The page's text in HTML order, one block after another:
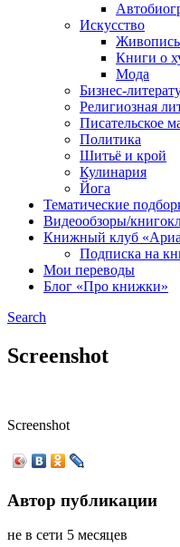
Искусство
Книги о
Мода
Бизнес-
Религиозная
Писательское
Политика
Шитьё и крой
Кулинария
Йога
Тематические
Видеообзоры/
Книжный клуб
Подписка на
Мои переводы
Блог «Про книжки»
Search
Screenshot
Screenshot
Автор публикации
не в сети 5 месяцев